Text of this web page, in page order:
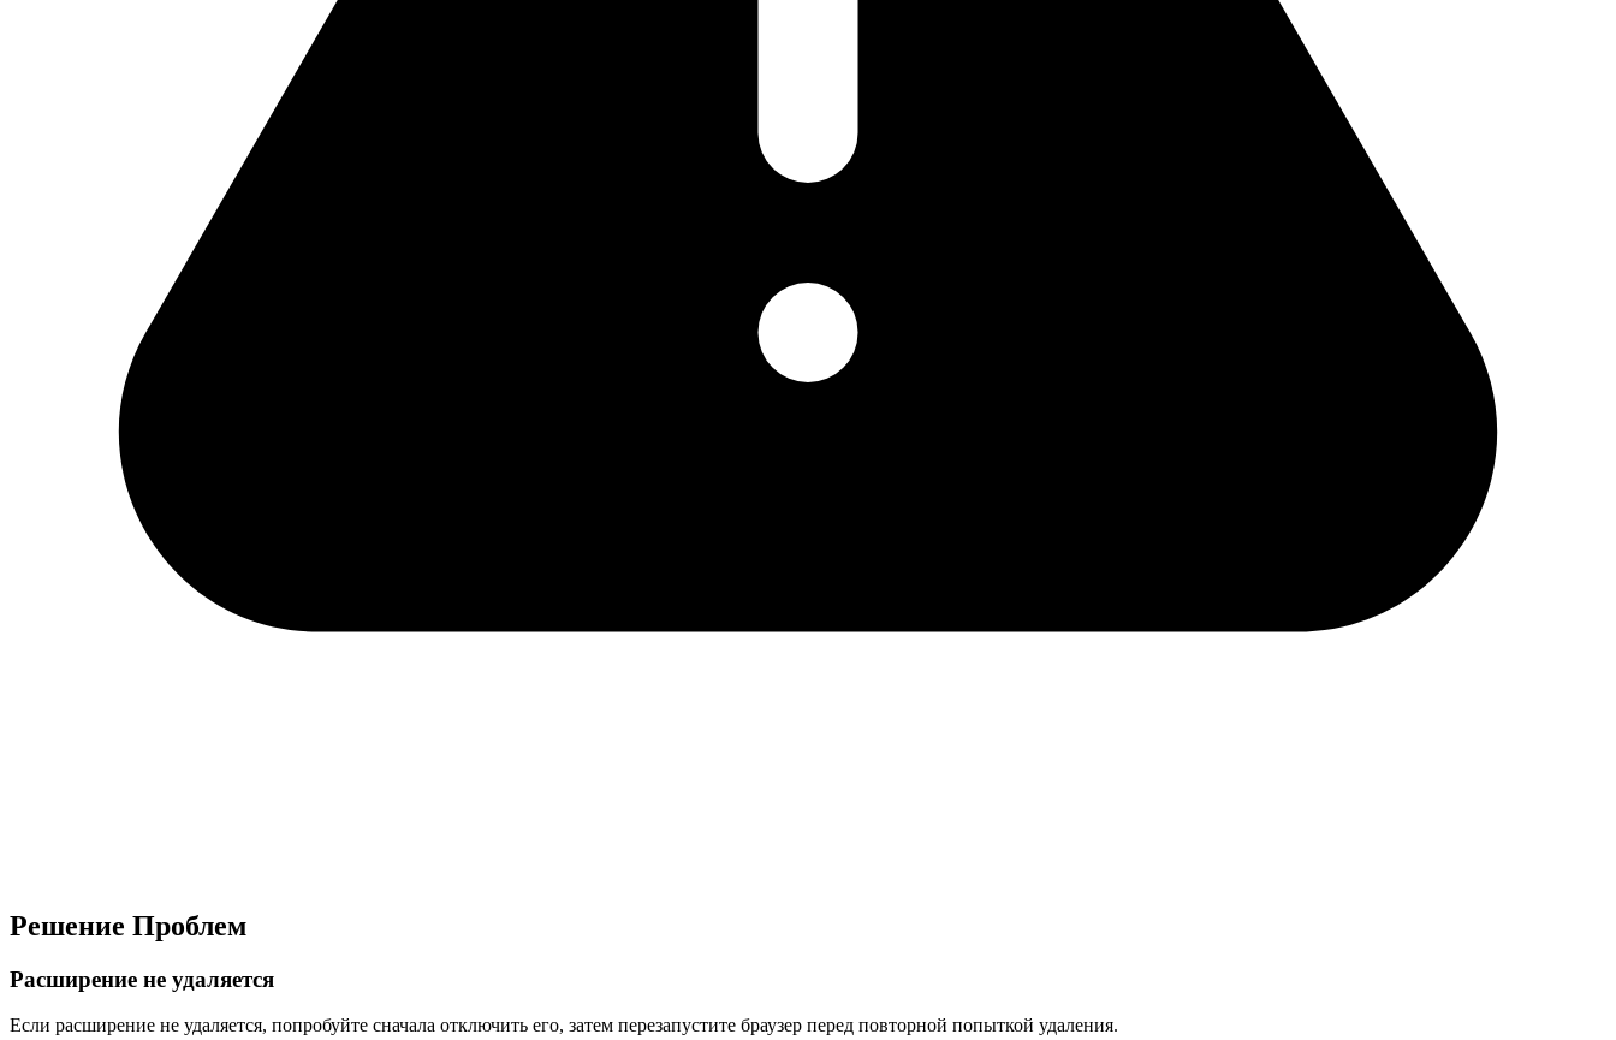
Решение Проблем
Расширение не удаляется
Если расширение не удаляется, попробуйте сначала отключить его, затем перезапустите браузер перед повторной попыткой удаления.